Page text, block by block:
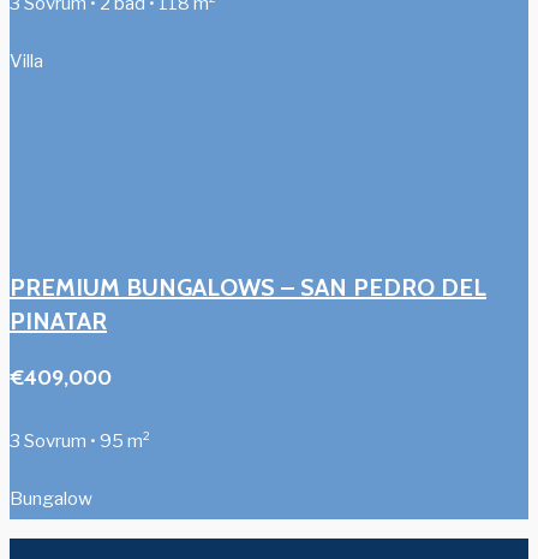
Villa
PREMIUM BUNGALOWS – SAN PEDRO DEL
PINATAR
€409,000
3 Sovrum • 95 m²
Bungalow